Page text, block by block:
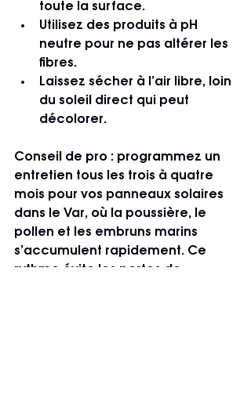
toute la surface.
Utilisez des produits à pH
neutre pour ne pas altérer les
fibres.
Laissez sécher à l’air libre, loin
du soleil direct qui peut
décolorer.
Conseil de pro : programmez un
entretien tous les trois à quatre
mois pour vos panneaux solaires
dans le Var, où la poussière, le
pollen et les embruns marins
s’accumulent rapidement. Ce
rythme évite les pertes de